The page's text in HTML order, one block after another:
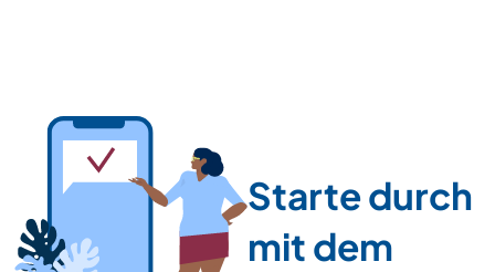
Starte durch
mit dem